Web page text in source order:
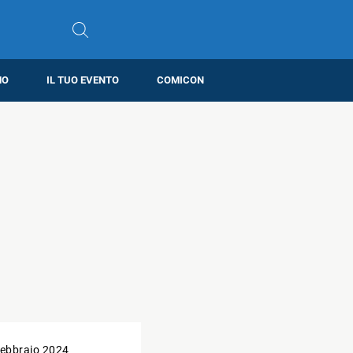
IL TUO EVENTO COMICON